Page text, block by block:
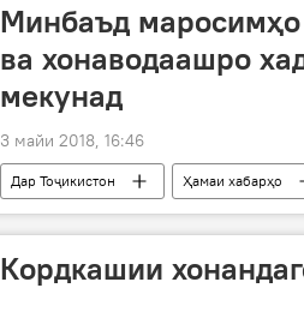
Минбаъд
ва хонаводаашро
мекунад
3 майи 2018, 16:46
Дар Тоҷикистон Ҳамаи хабарҳо
Кордкашии